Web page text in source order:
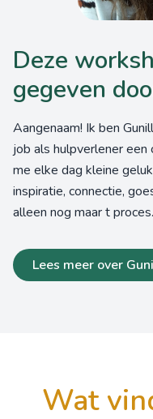
Deze workshop wordt
gegeven
Aangenaam! Ik ben
job als hulpverlener
me elke dag kleine
inspiratie, connectie,
alleen nog maar t
Lees meer over
wat vind je van deze